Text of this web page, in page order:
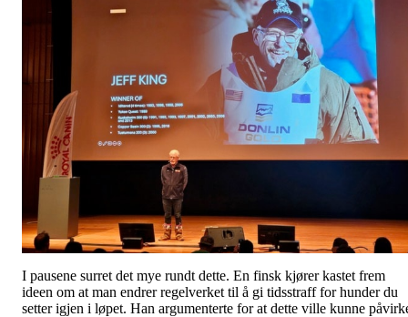
I pausene surret det mye rundt dette. En finsk kjører kastet frem
ideen om at man endrer regelverket til å gi tidsstraff for hunder du
setter igjen i løpet. Han argumenterte for at dette ville kunne